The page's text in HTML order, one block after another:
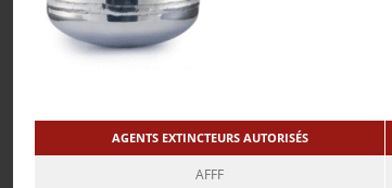
AGENTS EXTINCTEURS AUTORISÉS
AFFF